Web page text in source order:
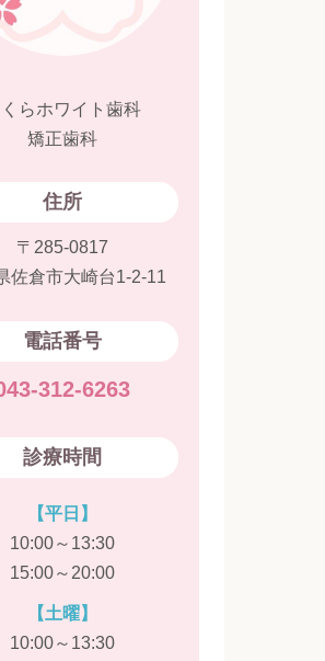
らホワイト歯科
矯正歯科
住所
〒285-0817
佐倉市大崎台1-2-11
電話番号
312-6263
診療時間
【平日】
10:00～13:30
15:00～20:00
【土曜】
10:00～13:30